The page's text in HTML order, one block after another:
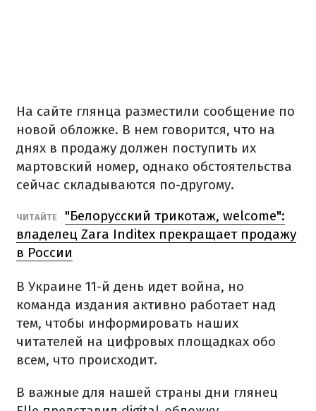
На сайте глянца разместили сообщение по
новой обложке. В нем говорится, что на
днях в продажу должен поступить их
мартовский номер, однако обстоятельства
сейчас складываются по-другому.
ЧИТАЙТЕ
"Белорусский трикотаж, welcome":
владелец Zara Inditex прекращает продажу
в России
В Украине 11-й день идет война, но
команда издания активно работает над
тем, чтобы информировать наших
читателей на цифровых площадках обо
всем, что происходит.
В важные для нашей страны дни глянец